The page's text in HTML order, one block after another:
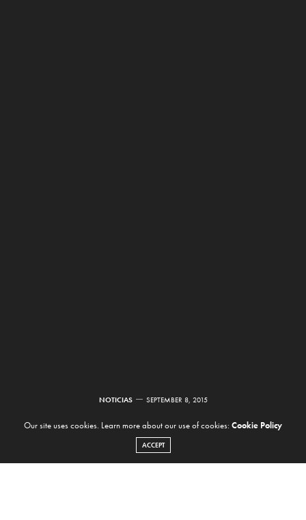
NOTICIAS SEPTEMBER 8, 2015
Soulwax remixó “Let It
Happen” de Tame
Our site uses cookies. Learn more about our use of cookies: Cookie Policy
ACCEPT